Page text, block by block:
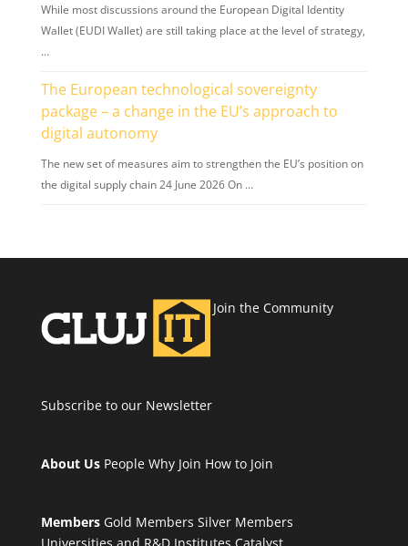
While most discussions around the European Digital Identity
Wallet (EUDI Wallet) are still taking place at the level of strategy,
…
The European technological sovereignty
package – a change in the EU’s approach to
digital autonomy
The new set of measures aim to strengthen the EU’s position on
the digital supply chain 24 June 2026 On …
Join the Community
Subscribe to our Newsletter
About Us People Why Join How to Join
Members Gold Members Silver Members